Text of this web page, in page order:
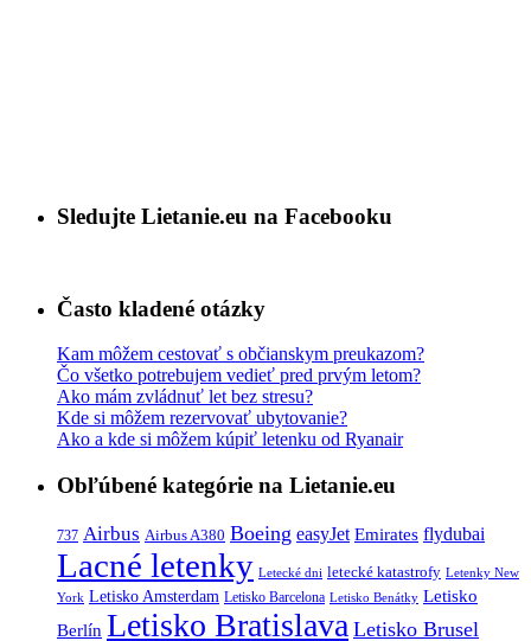
Sledujte Lietanie.eu na Facebooku
Často kladené otázky
Kam môžem cestovať s občianskym preukazom?
Čo všetko potrebujem vedieť pred prvým letom?
Ako mám zvládnuť let bez stresu?
Kde si môžem rezervovať ubytovanie?
Ako a kde si môžem kúpiť letenku od Ryanair
Obľúbené kategórie na Lietanie.eu
737 Airbus Airbus A380 Boeing easyJet Emirates flydubai
Lacné letenky Letecké dni letecké katastrofy Letenky New
York Letisko Amsterdam Letisko Barcelona Letisko Benátky Letisko
Berlín Letisko Bratislava Letisko Brusel